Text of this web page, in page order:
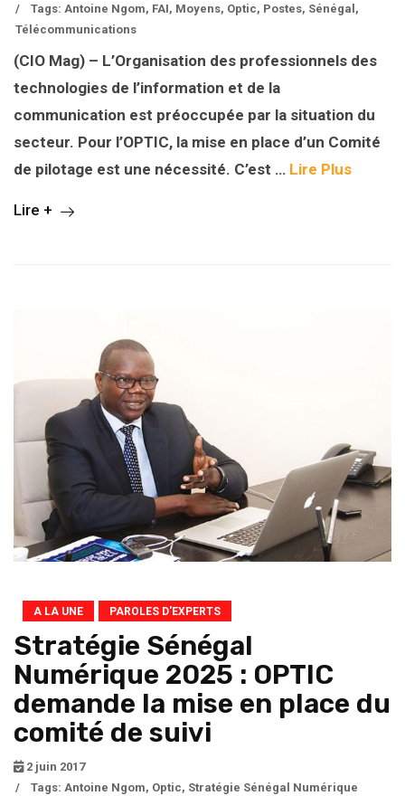
/
Tags: Antoine Ngom, FAI, Moyens, Optic, Postes, Sénégal ,
Télécommunications
(CIO Mag) – L’Organisation des professionnels des
technologies de l’information et de la
communication est préoccupée par la situation du
secteur. Pour l’OPTIC, la mise en place d’un Comité
de pilotage est une nécessité. C’est … Lire Plus
Lire +
A LA UNE PAROLES D'EXPERTS
Stratégie Sénégal
Numérique 2025 : OPTIC
demande la mise en place du
comité de suivi
2 juin 2017
/
Tags: Antoine Ngom, Optic, Stratégie Sénégal Numérique